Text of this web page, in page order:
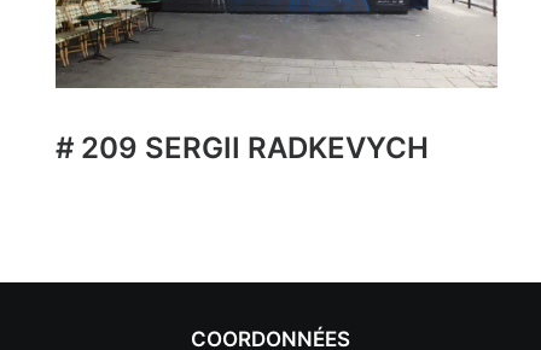
# 209 SERGII RADKEVYCH
COORDONNÉES